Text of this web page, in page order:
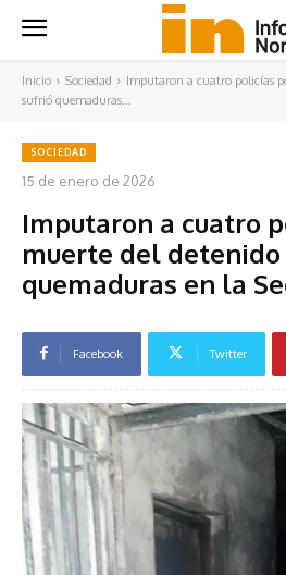
Inicio Sociedad
Imputaron a cuatro policías
sufrió quemaduras...
SOCIEDAD
15 de enero de 2026
Imputaron a cuatro
muerte del detenido
quemaduras en la
Facebook Twitter